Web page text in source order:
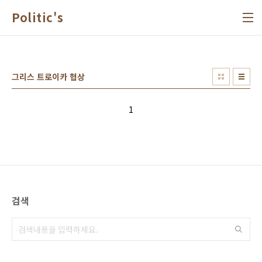
Politic's
그리스 트로이카 협상
1
검색